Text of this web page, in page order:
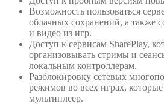
Возможность пользоваться
облачных сохранений, а также
и видео из игр.
Доступ к сервисам SharePlay,
организовывать стримы и
локальным контроллерам.
Разблокировку сетевых
режимов во всех играх,
мультиплеер.